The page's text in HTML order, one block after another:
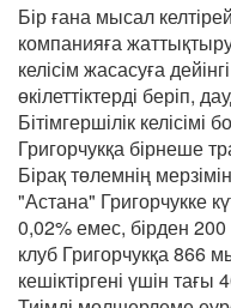
Бір ғана мысал
компанияға
келісім жасасуға
өкілеттіктерді беріп,
Бітімгершілік
Григорчукқа бірнеше
Бірақ төлемнің
"Астана" Григорчукке
0,02% емес, бірден
клуб Григорчукқа 866
кешіктіргені үшін